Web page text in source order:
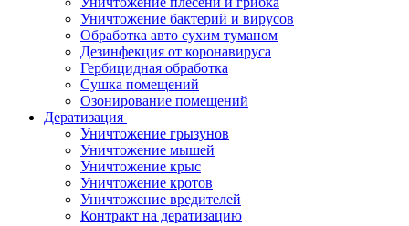
Уничтожение бактерий и вирусов
Обработка авто сухим туманом
Дезинфекция от коронавируса
Гербицидная обработка
Сушка помещений
Озонирование помещений
Дератизация
Уничтожение грызунов
Уничтожение мышей
Уничтожение крыс
Уничтожение кротов
Уничтожение вредителей
Контракт на дератизацию